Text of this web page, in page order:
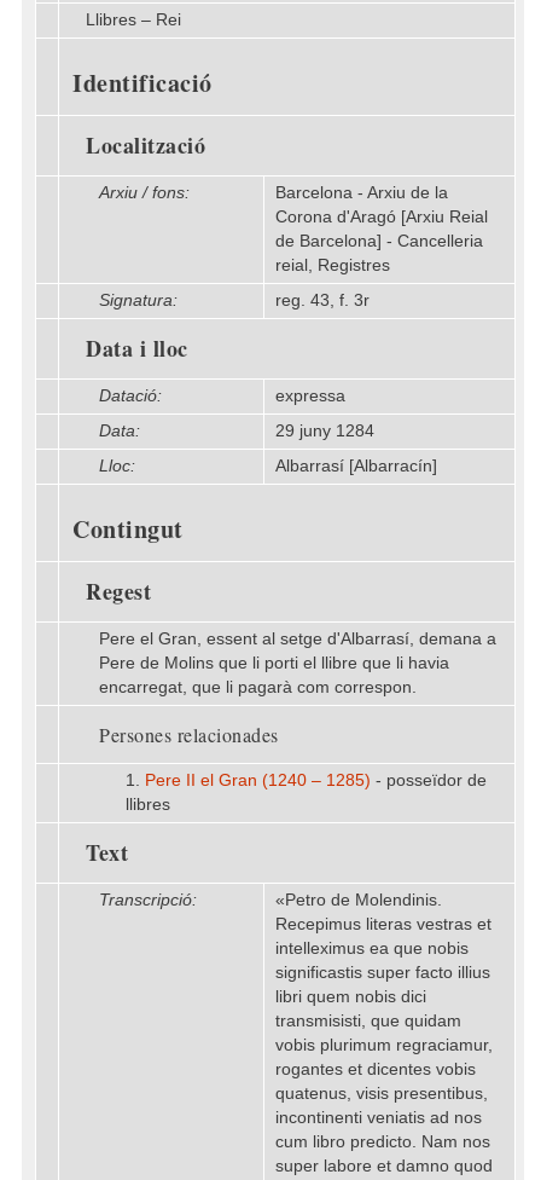
Llibres – Rei
Identificació
Localització
Arxiu / fons:
Barcelona - Arxiu de la
Corona d'Aragó [Arxiu Reial
de Barcelona] - Cancelleria
reial, Registres
Signatura:
reg. 43, f. 3r
Data i lloc
Datació:
expressa
Data:
29 juny 1284
Lloc:
Albarrasí [Albarracín]
Contingut
Regest
Pere el Gran, essent al setge d'Albarrasí, demana a
Pere de Molins que li porti el llibre que li havia
encarregat, que li pagarà com correspon.
Persones relacionades
1. Pere II el Gran (1240 – 1285) - posseïdor de
llibres
Text
Transcripció:
«Petro de Molendinis.
Recepimus literas vestras et
intelleximus ea que nobis
significastis super facto illius
libri quem nobis dici
transmisisti, que quidam
vobis plurimum regraciamur,
rogantes et dicentes vobis
quatenus, visis presentibus,
incontinenti veniatis ad nos
cum libro predicto. Nam nos
super labore et damno quod